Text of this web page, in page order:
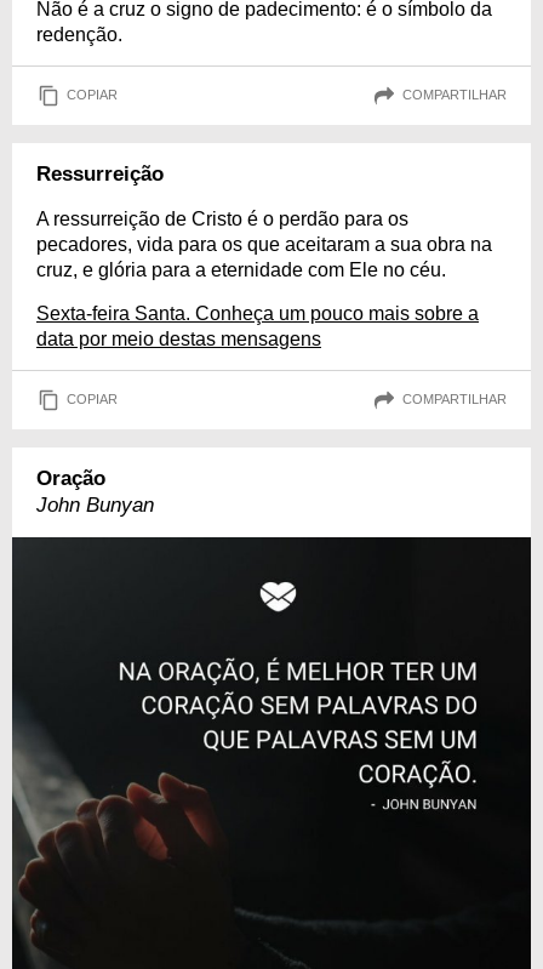
Não é a cruz o signo de padecimento: é o símbolo da
redenção.
COPIAR COMPARTILHAR
Ressurreição
A ressurreição de Cristo é o perdão para os
pecadores, vida para os que aceitaram a sua obra na
cruz, e glória para a eternidade com Ele no céu.
Sexta-feira Santa. Conheça um pouco mais sobre a
data por meio destas mensagens
COPIAR COMPARTILHAR
Oração
John Bunyan